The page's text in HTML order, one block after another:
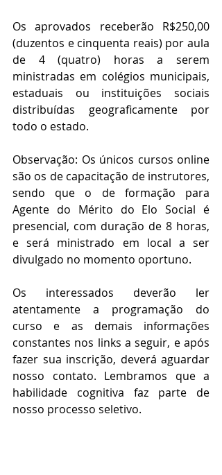
Os aprovados receberão R$250,00
(duzentos e cinquenta reais) por aula
de 4 (quatro) horas a serem
ministradas em colégios municipais,
estaduais ou instituições sociais
distribuídas geograficamente por
todo o estado.
Observação: Os únicos cursos online
são os de capacitação de instrutores,
sendo que o de formação para
Agente do Mérito do Elo Social é
presencial, com duração de 8 horas,
e será ministrado em local a ser
divulgado no momento oportuno.
Os interessados deverão ler
atentamente a programação do
curso e as demais informações
constantes nos links a seguir, e após
fazer sua inscrição, deverá aguardar
nosso contato. Lembramos que a
habilidade cognitiva faz parte de
nosso processo seletivo.